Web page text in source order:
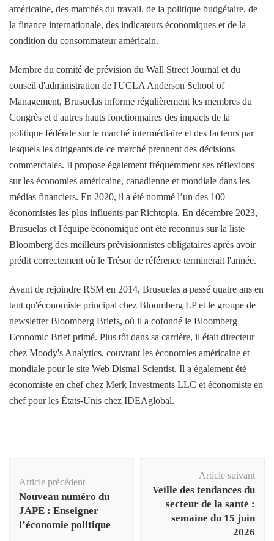
américaine, des marchés du travail, de la politique budgétaire, de
la finance internationale, des indicateurs économiques et de la
condition du consommateur américain.
Membre du comité de prévision du Wall Street Journal et du
conseil d'administration de l'UCLA Anderson School of
Management, Brusuelas informe régulièrement les membres du
Congrès et d'autres hauts fonctionnaires des impacts de la
politique fédérale sur le marché intermédiaire et des facteurs par
lesquels les dirigeants de ce marché prennent des décisions
commerciales. Il propose également fréquemment ses réflexions
sur les économies américaine, canadienne et mondiale dans les
médias financiers. En 2020, il a été nommé l’un des 100
économistes les plus influents par Richtopia. En décembre 2023,
Brusuelas et l'équipe économique ont été reconnus sur la liste
Bloomberg des meilleurs prévisionnistes obligataires après avoir
prédit correctement où le Trésor de référence terminerait l'année.
Avant de rejoindre RSM en 2014, Brusuelas a passé quatre ans en
tant qu'économiste principal chez Bloomberg LP et le groupe de
newsletter Bloomberg Briefs, où il a cofondé le Bloomberg
Economic Brief primé. Plus tôt dans sa carrière, il était directeur
chez Moody's Analytics, couvrant les économies américaine et
mondiale pour le site Web Dismal Scientist. Il a également été
économiste en chef chez Merk Investments LLC et économiste en
chef pour les États-Unis chez IDEAglobal.
d'article
Article précédent
Nouveau numéro du
JAPE : Enseigner
l’économie politique
Article suivant
Veille des tendances du
secteur de la santé :
semaine du 15 juin
2026